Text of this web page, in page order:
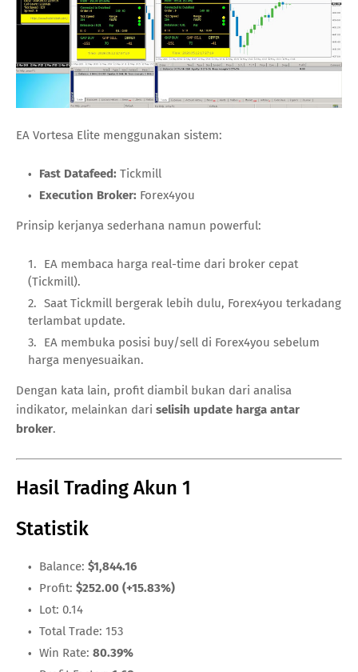
EA Vortesa Elite menggunakan sistem:
Fast Datafeed: Tickmill
Execution Broker: Forex4you
Prinsip kerjanya sederhana namun powerful:
EA membaca harga real-time dari broker cepat
(Tickmill).
Saat Tickmill bergerak lebih dulu, Forex4you terkadang
terlambat update.
EA membuka posisi buy/sell di Forex4you sebelum
harga menyesuaikan.
Dengan kata lain, profit diambil bukan dari analisa
indikator, melainkan dari selisih update harga antar
broker.
Hasil Trading Akun 1
Statistik
Balance: $1,844.16
Profit: $252.00 (+15.83%)
Lot: 0.14
Total Trade: 153
Win Rate: 80.39%